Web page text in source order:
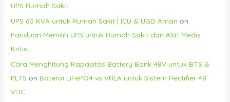
UPS Rumah Sakit
UPS 60 KVA untuk Rumah Sakit | ICU & UGD Aman on
Panduan Memilih UPS untuk Rumah Sakit dan Alat Medis
Kritis
Cara Menghitung Kapasitas Battery Bank 48V untuk BTS &
PLTS onBaterai LiFePO4 vs VRLA untuk Sistem Rectifier 48
VDC